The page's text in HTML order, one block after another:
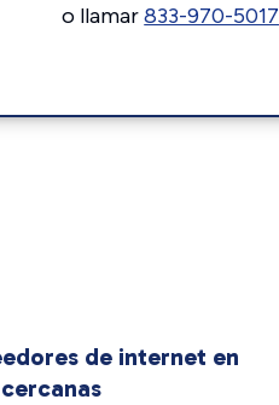
o llamar833-970-5017
de internet en